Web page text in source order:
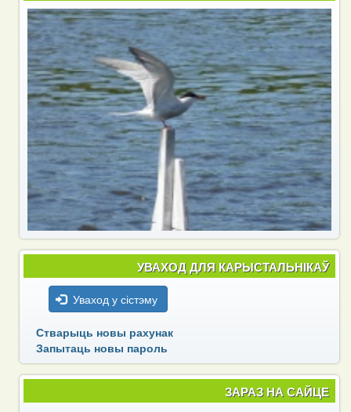
УВАХОД ДЛЯ КАРЫСТАЛЬНІКАЎ
Уваход у сістэму
Стварыць новы рахунак
Запытаць новы пароль
ЗАРАЗ НА САЙЦЕ